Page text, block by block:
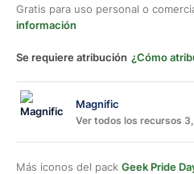
Gratis para uso personal o
información
Se requiere atribución ¿Cómo
Magnific
Ver todos los recursos
Más iconos del pack Geek Pride